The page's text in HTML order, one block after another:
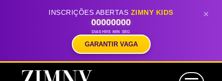
INSCRIÇÕES ABERTAS ZIMNY KIDS
00
DIAS
00
HRS
00
MIN
00
SEG
GARANTIR VAGA
×